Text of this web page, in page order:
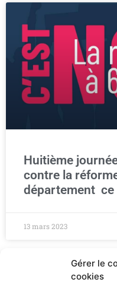
Gérer le
cookies
Huitième
contre la
département ce
13 mars 2023